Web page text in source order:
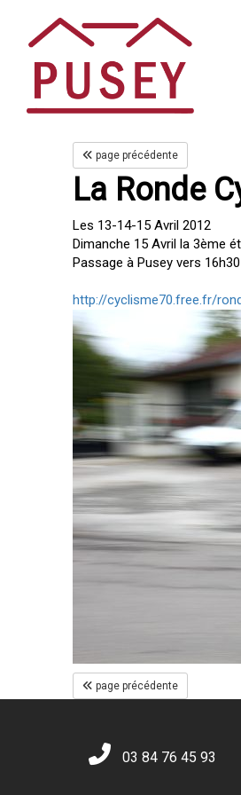
page précédente
La Ronde
Les 13-14-15 Avril 2012
Dimanche 15 Avril la 3ème
Passage à Pusey vers
http://cyclisme70.free.fr/
page précédente
03 84 76 45 93